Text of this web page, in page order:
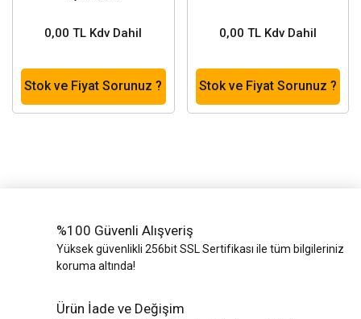
0,00 TL Kdv Dahil
Stok ve Fiyat Sorunuz ?
0,00 TL Kdv Dahil
Stok ve Fiyat Sorunuz ?
%100 Güvenli Alışveriş
Yüksek güvenlikli 256bit SSL Sertifikası ile tüm bilgileriniz
koruma altında!
Ürün İade ve Değişim